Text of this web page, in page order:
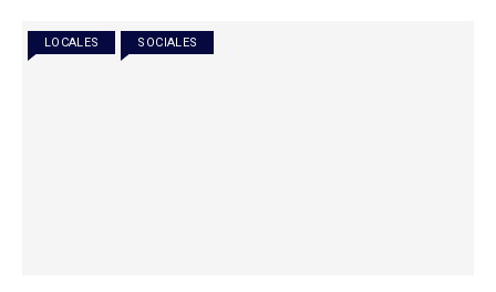
LOCALES SOCIALES